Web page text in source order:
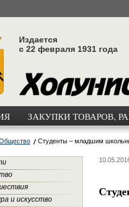
Издается
с 22 февраля 1931 года
ЗАКУПКИ ТОВАРОВ,
Студенты – младшим
и искусство